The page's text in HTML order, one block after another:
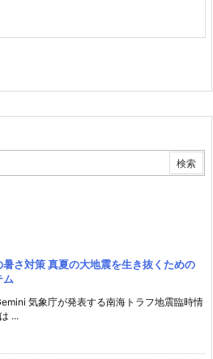
暑さ対策 真夏の大地震を生き抜くための
ム
気象庁が発表する南海トラフ地震臨時情
...